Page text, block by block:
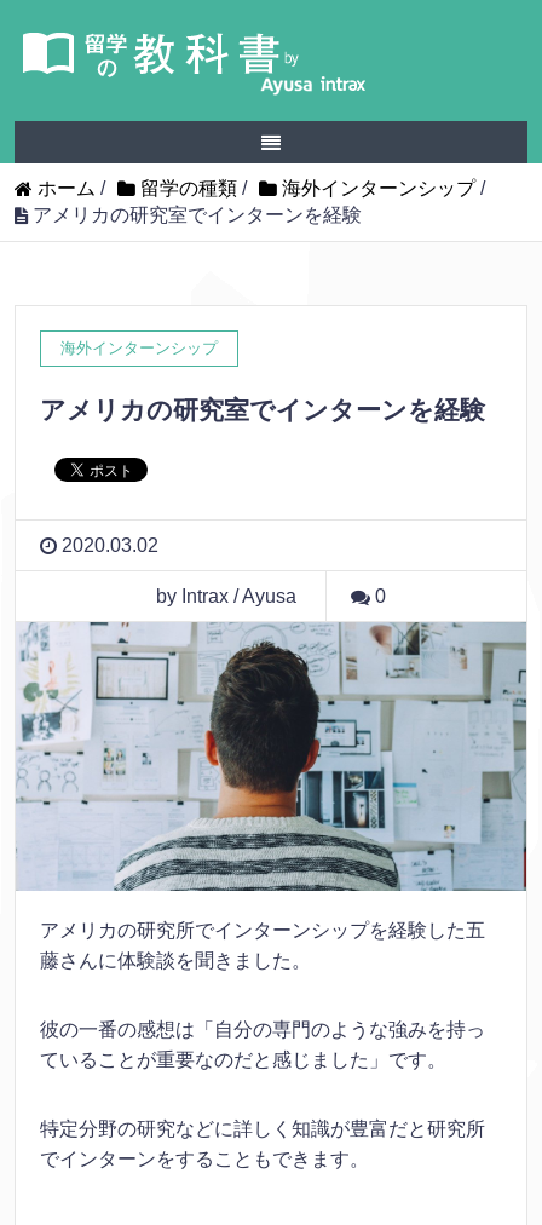
ホーム / 留学の種類 / 海外インターンシップ/
アメリカの研究室でインターンを経験
海外インターンシップ
アメリカの研究室でインターンを経験
2020.03.02
by Intrax / Ayusa 0
アメリカの研究所でインターンシップを経験した五
藤さんに体験談を聞きました。
彼の一番の感想は「自分の専門のような強みを持っ
ていることが重要なのだと感じました」です。
特定分野の研究などに詳しく知識が豊富だと研究所
でインターンをすることもできます。